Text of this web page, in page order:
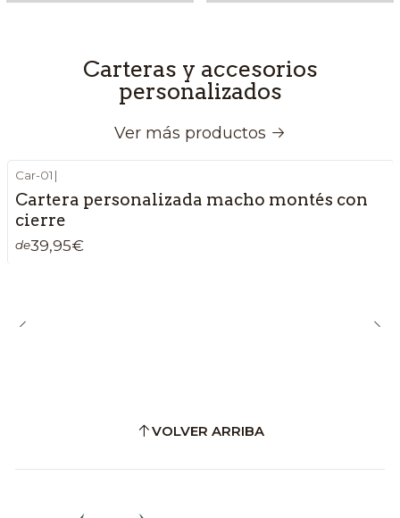
Carteras y accesorios
personalizados
Ver más productos
Car-01 |
Cartera personalizada macho montés con
cierre
de39,95€
VOLVER ARRIBA